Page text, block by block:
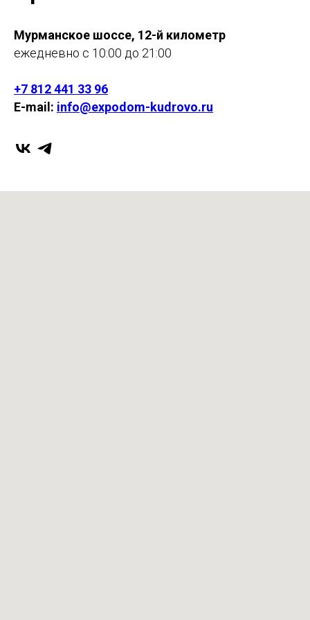
Мурманское шоссе, 12-й километр
ежедневно с 10:00 до 21:00
+7 812 441 33 96
E-mail: info@expodom-kudrovo.ru